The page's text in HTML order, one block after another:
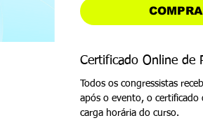
Certificado Online de
Todos os congressistas
após o evento, o certificado
carga horária do curso.